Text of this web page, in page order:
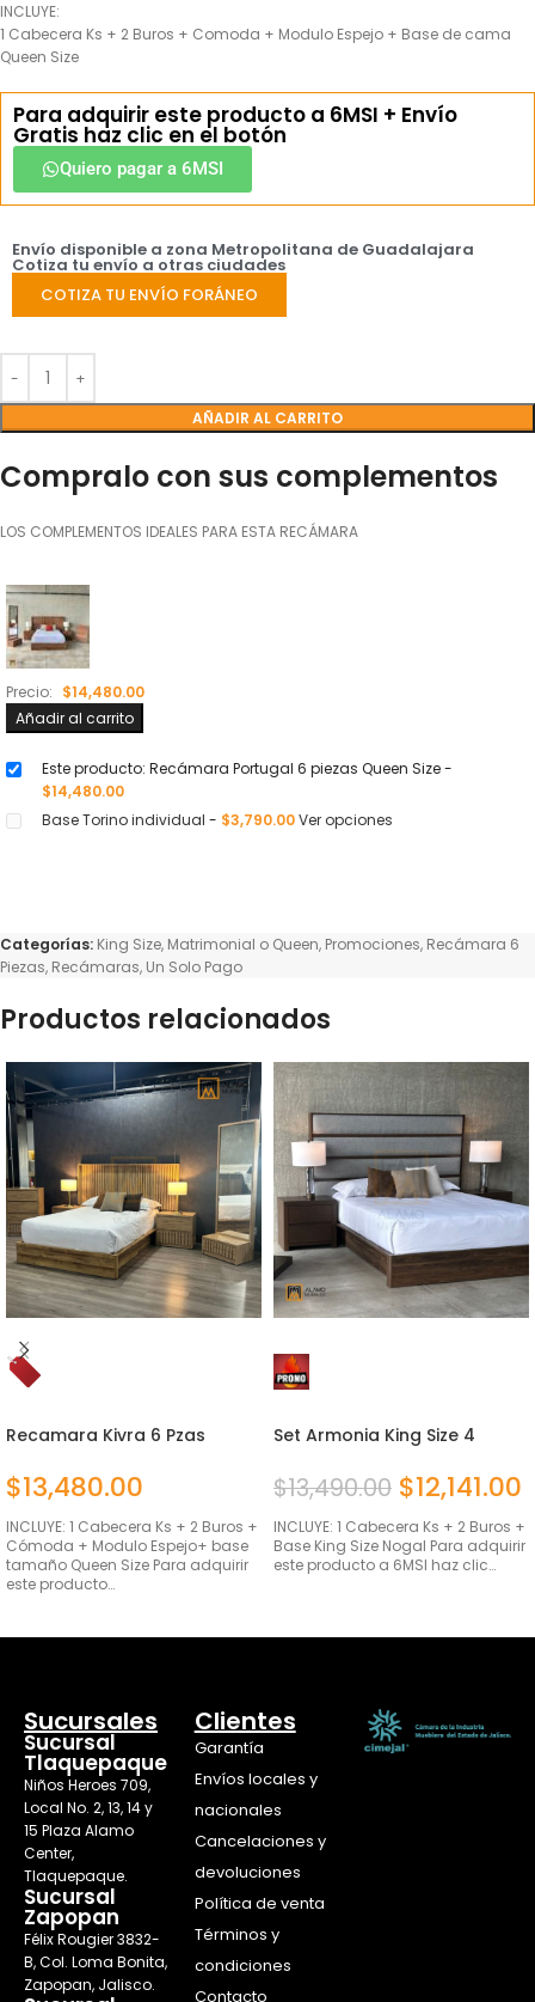
INCLUYE:
1 Cabecera Ks + 2 Buros + Comoda + Modulo Espejo + Base de cama
Queen Size
Para adquirir este producto a 6MSI + Envío
Gratis haz clic en el botón
Quiero pagar a 6MSI
Envío disponible a zona Metropolitana de Guadalajara
Cotiza tu envío a otras ciudades
COTIZA TU ENVÍO FORÁNEO
AÑADIR AL CARRITO
Compralo con sus complementos
LOS COMPLEMENTOS IDEALES PARA ESTA RECÁMARA
Precio: $14,480.00
Añadir al carrito
Este producto: Recámara Portugal 6 piezas Queen Size-
$14,480.00
Base Torino individual - $3,790.00Ver opciones
Categorías: King Size, Matrimonial o Queen, Promociones, Recámara 6
Piezas, Recámaras, Un Solo Pago
Productos relacionados
Recamara Kivra 6 Pzas
$13,480.00
INCLUYE: 1 Cabecera Ks + 2 Buros +
Cómoda + Modulo Espejo+ base
tamaño Queen Size Para adquirir
este producto…
Set Armonia King Size 4
$13,490.00 $12,141.00
INCLUYE: 1 Cabecera Ks + 2 Buros +
Base King Size Nogal Para adquirir
este producto a 6MSI haz clic…
Sucursales
Sucursal
Tlaquepaque
Niños Heroes 709,
Local No. 2, 13, 14 y
15 Plaza Alamo
Center,
Tlaquepaque.
Sucursal
Zapopan
Félix Rougier 3832-
B, Col. Loma Bonita,
Zapopan, Jalisco.
Clientes
Garantía
Envíos locales y
nacionales
Cancelaciones y
devoluciones
Política de venta
Términos y
condiciones
Contacto